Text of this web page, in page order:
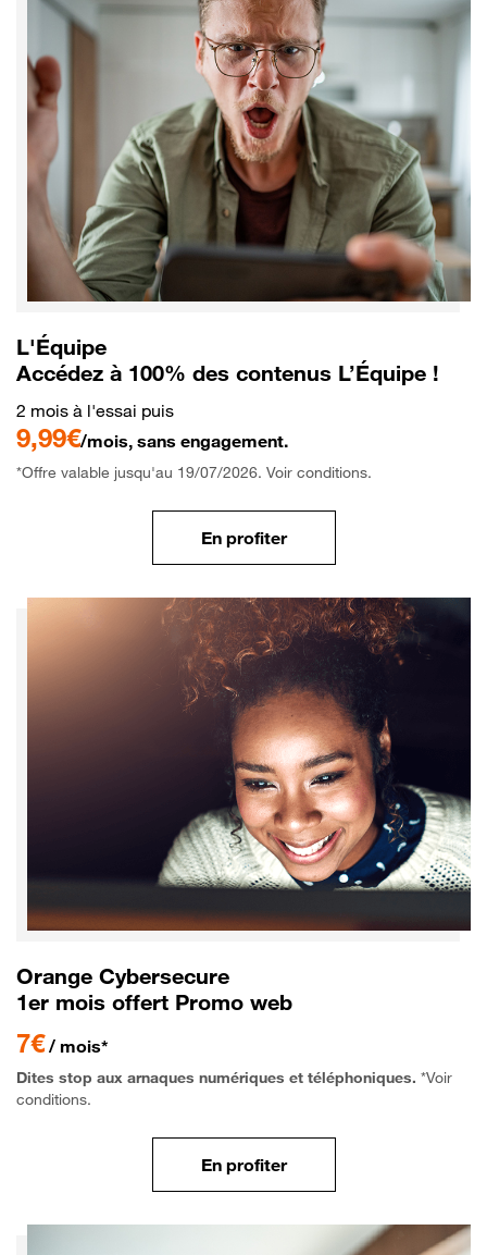
L'Équipe
Accédez à 100% des contenus L’Équipe !
2 mois à l'essai puis
9,99€/mois, sans engagement.
*Offre valable jusqu'au 19/07/2026. Voir conditions.
En profiter
Orange Cybersecure
1er mois offert Promo web
7€ / mois*
Dites stop aux arnaques numériques et téléphoniques. *Voir
conditions.
En profiter